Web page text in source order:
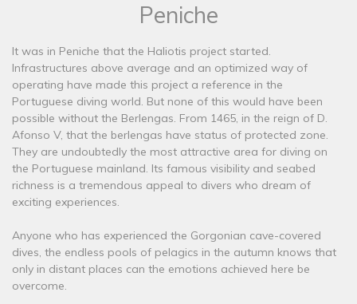
Peniche
It was in Peniche that the Haliotis project started.
Infrastructures above average and an optimized way of
operating have made this project a reference in the
Portuguese diving world. But none of this would have been
possible without the Berlengas. From 1465, in the reign of D.
Afonso V, that the berlengas have status of protected zone.
They are undoubtedly the most attractive area for diving on
the Portuguese mainland. Its famous visibility and seabed
richness is a tremendous appeal to divers who dream of
exciting experiences.
Anyone who has experienced the Gorgonian cave-covered
dives, the endless pools of pelagics in the autumn knows that
only in distant places can the emotions achieved here be
overcome.